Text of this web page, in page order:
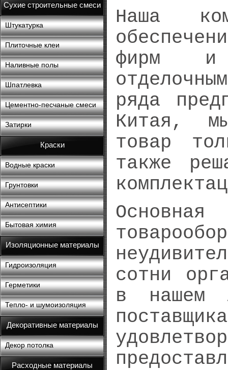
Сухие строительные смеси
Штукатурка
Плиточные клеи
Наливные полы
Шпатлевка
Цементно-песчаные смеси
Затирки
Краски
Водные краски
Грунтовки
Антисептики
Бытовая химия
Изоляционные материалы
Гидроизоляция
Герметики
Тепло- и шумоизоляция
Декоративные материалы
Декор потолка
Расходные материалы
Наша
фирм и
ряда
Китая,
товар
также
сотни
в нашем